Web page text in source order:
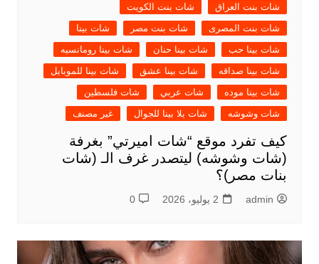
شات بنت العراق
شات بنت الكويت
شات بنت المصرى
شات بنت مصر
شات بينا
شات بينا حب
شات بينا حنان
شات بينا رومانسيه
شات بينا صداقه
شات بينا عشق
شات بينا للموبايل
شات بينا موده
شات عربي
شات فلسطين
شات وشوشه
شات يلا بينا للجوال غير مصنف
كيف تفرد موقع “شات اميرتي” بغرفة
(شات وشوشه) ليتصدر غرف الـ (شات
بنات مصر)؟
admin 2 يوليو، 2026 0